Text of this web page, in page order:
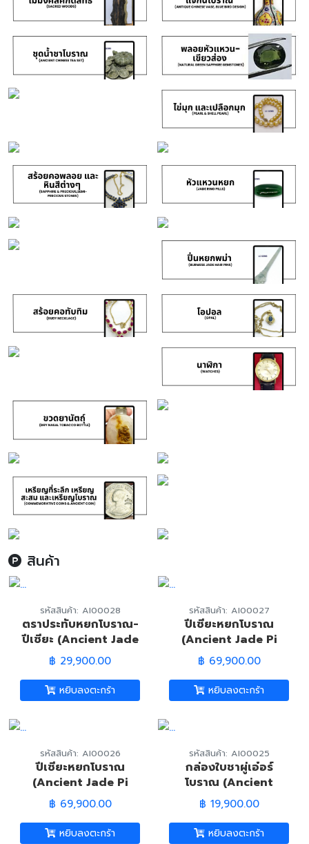
สินค้า
รหัสสินค้า: AI00028
ตราประทับหยกโบราณ-
ปีเซียะ (Ancient Jade
Pi Xiu Seal)
฿ 29,900.00
หยิบลงตะกร้า
รหัสสินค้า: AI00027
ปีเซียะหยกโบราณ
(Ancient Jade Pi
Xiu)
฿ 69,900.00
หยิบลงตะกร้า
รหัสสินค้า: AI00026
ปีเซียะหยกโบราณ
(Ancient Jade Pi
Xiu)
฿ 69,900.00
หยิบลงตะกร้า
รหัสสินค้า: AI00025
กล่องใบชาผู่เอ๋อร์
โบราณ (Ancient
Chinese Tea Leaf
Box)
฿ 19,900.00
หยิบลงตะกร้า